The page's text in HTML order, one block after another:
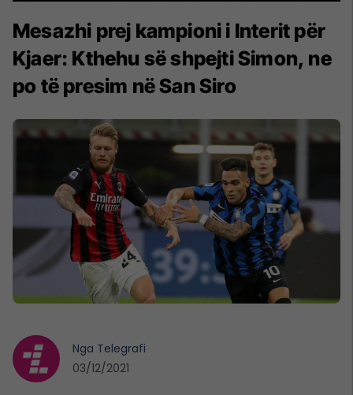
Mesazhi prej kampioni i Interit për
Kjaer: Kthehu së shpejti Simon, ne
po të presim në San Siro
Nga Telegrafi
03/12/2021